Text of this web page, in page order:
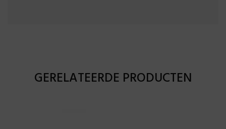
GERELATEERDE PRODUCTEN